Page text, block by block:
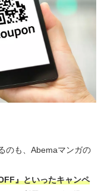
のも、Abemaマンガの
』といったキャンペ